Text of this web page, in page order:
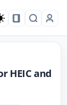
HEIC and